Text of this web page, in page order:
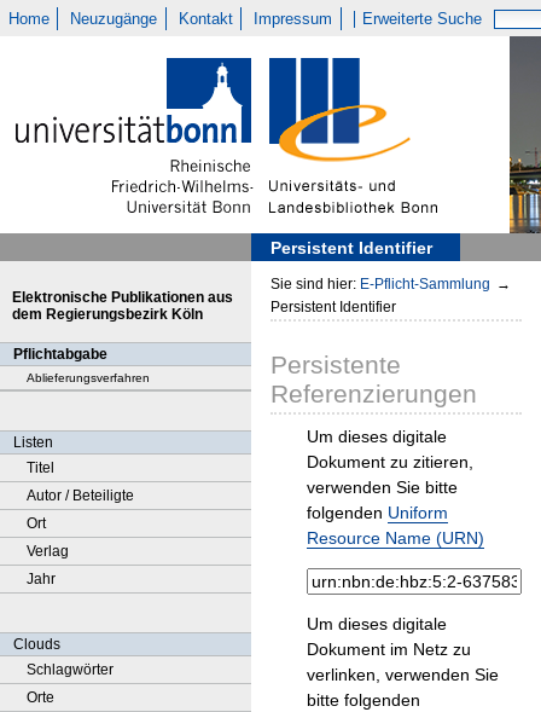
Home Neuzugänge Kontakt Impressum Erweiterte Suche
Persistent Identifier
Elektronische Publikationen aus
dem Regierungsbezirk Köln
Pflichtabgabe
Ablieferungsverfahren
Listen
Titel
Autor / Beteiligte
Ort
Verlag
Jahr
Clouds
Schlagwörter
Orte
Sie sind hier: E-Pflicht-Sammlung →
Persistent Identifier
Persistente
Referenzierungen
Um dieses digitale
Dokument zu zitieren,
verwenden Sie bitte
folgenden Uniform
Resource Name (URN)
Um dieses digitale
Dokument im Netz zu
verlinken, verwenden Sie
bitte folgenden